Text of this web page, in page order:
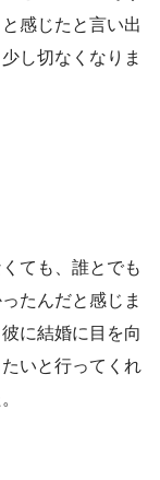
感じたと言い出
し切なくなりま
ても、誰とでも
たんだと感じま
に結婚に目を向
いと行ってくれ